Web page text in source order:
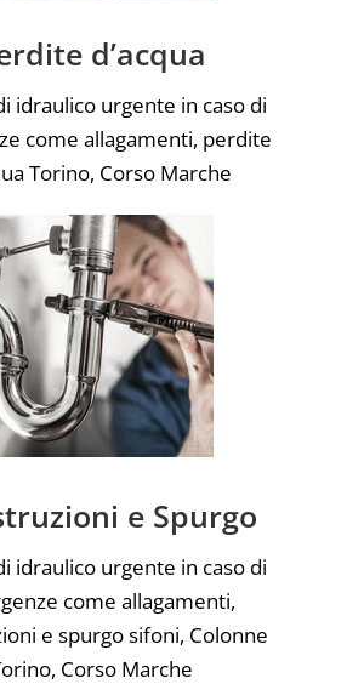
d’acqua
idraulico urgente in caso di
come allagamenti, perdite
Torino, Corso Marche
e Spurgo
idraulico urgente in caso di
come allagamenti,
e spurgo sifoni, Colonne
Corso Marche